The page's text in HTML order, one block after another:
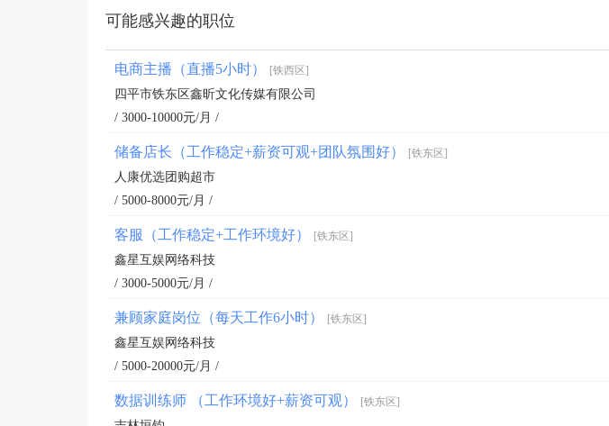
可能感兴趣的职位
电商主播（直播5小时） [铁西区]
四平市铁东区鑫昕文化传媒有限公司
/ 3000-10000元/月 /
储备店长（工作稳定+薪资可观+团队氛围好） [铁东区]
人康优选团购超市
/ 5000-8000元/月 /
客服（工作稳定+工作环境好） [铁东区]
鑫星互娱网络科技
/ 3000-5000元/月 /
兼顾家庭岗位（每天工作6小时） [铁东区]
鑫星互娱网络科技
/ 5000-20000元/月 /
数据训练师 （工作环境好+薪资可观） [铁东区]